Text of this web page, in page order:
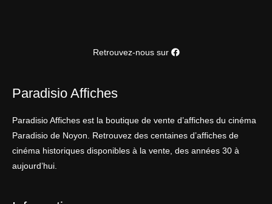
Retrouvez-nous sur
Paradisio Affiches
Paradisio Affiches est la boutique de vente d’affiches du cinéma
Paradisio de Noyon. Retrouvez des centaines d’affiches de
cinéma historiques disponibles à la vente, des années 30 à
aujourd’hui.